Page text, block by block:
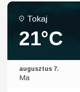
Tokaj
21°C
augusztus 7.
Ma